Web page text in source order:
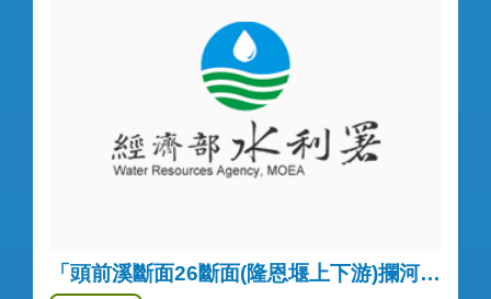
「頭前溪斷面26斷面(隆恩堰上下游)攔河堰小水力發電設備建置」公告(重新辦理第一次)